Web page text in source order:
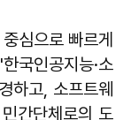
심으로 빠르게
국인공지능·소
하고, 소프트웨
간단체로의 도